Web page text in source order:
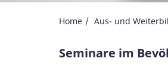
Home Aus- und
Seminare im